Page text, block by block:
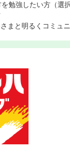
勉強したい方（選択
まと明るくコミュ